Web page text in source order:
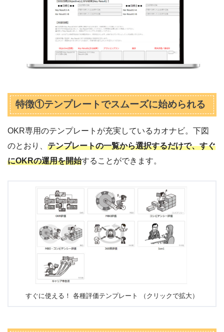
特徴①テンプレートでスムーズに始められる
OKR専用のテンプレートが充実しているカオナビ。下図
のとおり、 テンプレートの一覧から選択するだけで、すぐ
にOKRの運用を開始することができます。
すぐに使える！ 各種評価テンプレート （クリックで拡大）